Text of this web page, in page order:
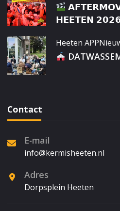
𝗛𝗘𝗘𝗧𝗘𝗡
Heeten APP
Contact
E-mail
info@kermisheeten.nl
Adres
Dorpsplein Heeten